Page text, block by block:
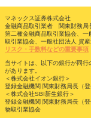
マネックス証券株式会社
金融商品取引業者 関東財務局
第二種金融商品取引業協会、
取引業協会、一般社団法人 資
リスク・手数料などの重要事項
当サイトは、以下の銀行が同
があります。
＜株式会社イオン銀行＞
登録金融機関 関東財務局長（
＜株式会社SBI新生銀行＞
登録金融機関 関東財務局長（
物取引業協会